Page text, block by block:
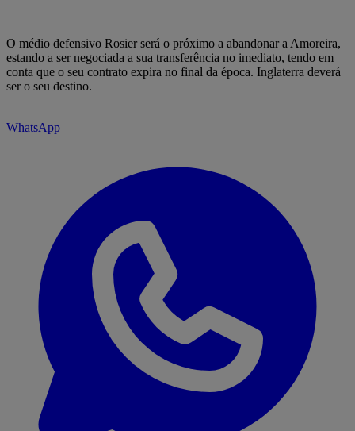
O médio defensivo Rosier será o próximo a abandonar a Amoreira,
estando a ser negociada a sua transferência no imediato, tendo em
conta que o seu contrato expira no final da época. Inglaterra deverá
ser o seu destino.
WhatsApp